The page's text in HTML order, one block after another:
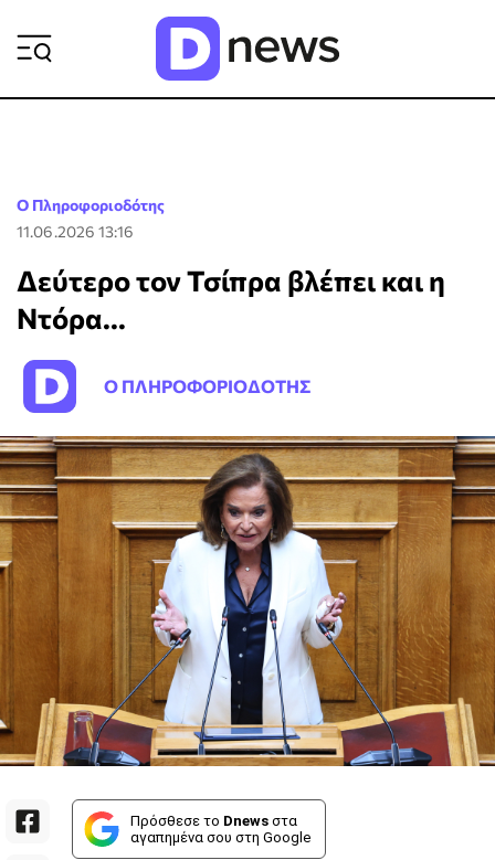
Ο Πληροφοριοδότης
11.06.2026 13:16
Δεύτερο τον Τσίπρα βλέπει και η
Ντόρα...
Ο ΠΛΗΡΟΦΟΡΙΟΔΟΤΗΣ
Πρόσθεσε το Dnews στα
αγαπημένα σου στη Google